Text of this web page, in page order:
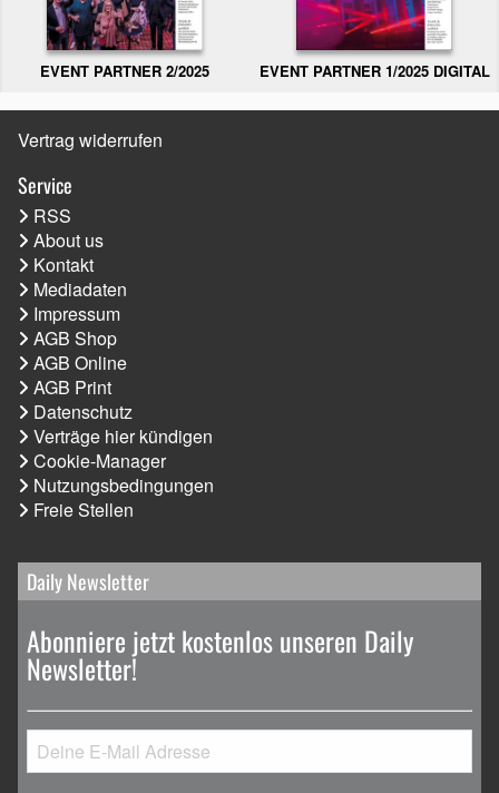
EVENT PARTNER 2/2025 EVENT PARTNER 1/2025 DIGITAL
Vertrag widerrufen
Service
RSS
About us
Kontakt
Mediadaten
Impressum
AGB Shop
AGB Online
AGB Print
Datenschutz
Verträge hier kündigen
Cookie-Manager
Nutzungsbedingungen
Freie Stellen
Daily Newsletter
Abonniere jetzt kostenlos unseren Daily
Newsletter!